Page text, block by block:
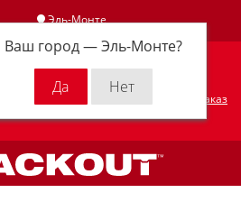
Эль-Монте
Ваш город —Эль-Монте?
Личный кабинет
Оформить заказ